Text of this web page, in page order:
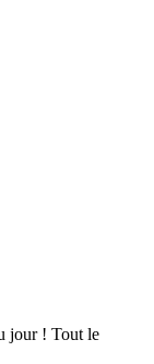
jour ! Tout le